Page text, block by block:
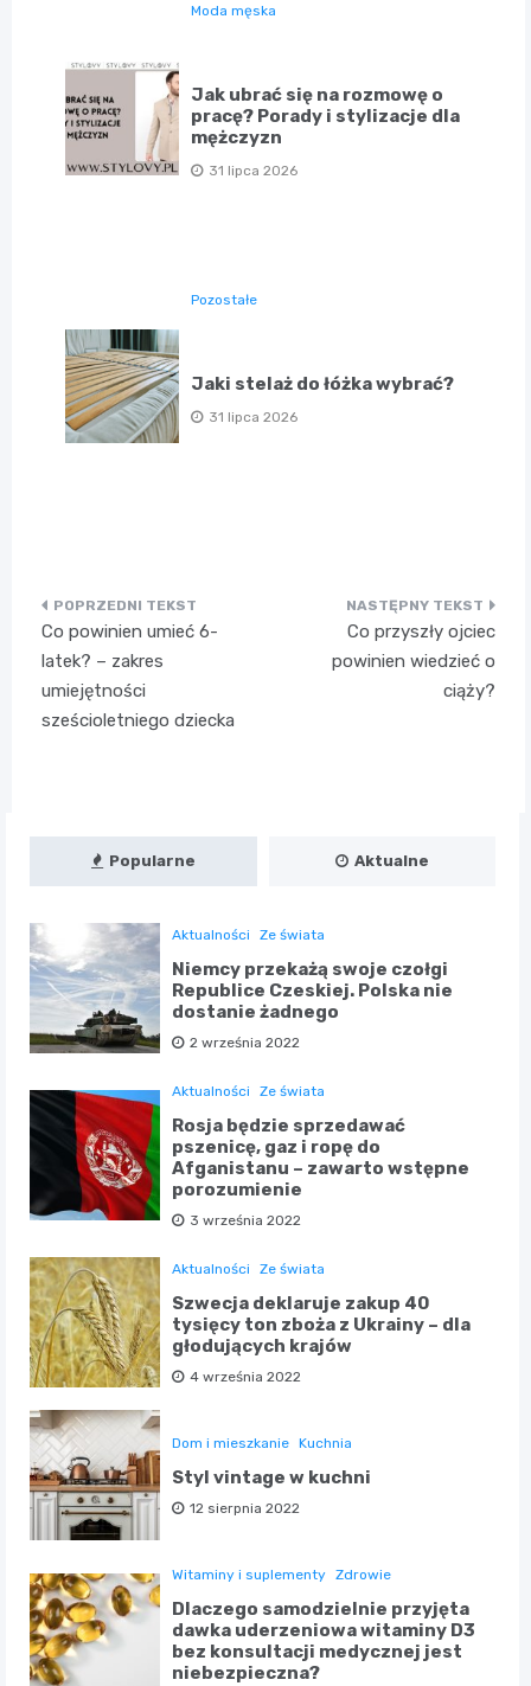
Moda męska
Jak ubrać się na rozmowę o
pracę? Porady i stylizacje dla
mężczyzn
31 lipca 2026
Pozostałe
Jaki stelaż do łóżka wybrać?
31 lipca 2026
Nawigacja
wpisu
Co powinien umieć 6-
latek? – zakres
umiejętności
sześcioletniego dziecka
Co przyszły ojciec
powinien wiedzieć o
ciąży?
Popularne Aktualne
Aktualności Ze świata
Niemcy przekażą swoje czołgi
Republice Czeskiej. Polska nie
dostanie żadnego
2 września 2022
Aktualności Ze świata
Rosja będzie sprzedawać
pszenicę, gaz i ropę do
Afganistanu – zawarto wstępne
porozumienie
3 września 2022
Aktualności Ze świata
Szwecja deklaruje zakup 40
tysięcy ton zboża z Ukrainy – dla
głodujących krajów
4 września 2022
Dom i mieszkanie Kuchnia
Styl vintage w kuchni
12 sierpnia 2022
Witaminy i suplementy Zdrowie
Dlaczego samodzielnie przyjęta
dawka uderzeniowa witaminy D3
bez konsultacji medycznej jest
niebezpieczna?